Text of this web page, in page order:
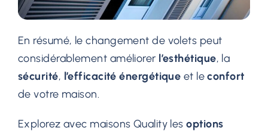
En résumé, le changement de volets peut
considérablement améliorer l’esthétique, la
sécurité, l’efficacité énergétique et leconfort
de votre maison.
Explorez avec maisons Quality lesoptions